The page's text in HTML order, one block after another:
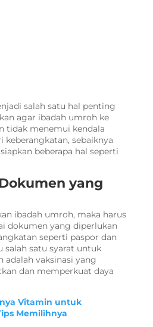
salah satu hal penting
agar ibadah umroh ke
tidak menemui kendala
keberangkatan, sebaiknya
beberapa hal seperti
yang
ibadah umroh, maka harus
dokumen yang diperlukan
seperti paspor dan
salah satu syarat untuk
adalah vaksinasi yang
dan memperkuat daya
Vitamin untuk
Memilihnya